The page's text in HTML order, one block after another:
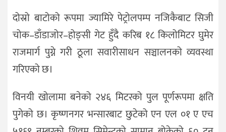
दोस्रो बाटोको रूपमा ज्यामिरे पेट्रोलपम्प नजिकैबाट सिजी
चोक–डाँडाजोर–होङ्सी गेट हुँदै करिब १८ किलोमिटर घुमेर
राजमार्ग पुग्ने गरी ठूला सवारीसाधन सञ्चालनको व्यवस्था
गरिएको छ।
विनयी खोलामा बनेको २४६ मिटरको पुल पूर्णरूपमा क्षति
पुगेको छ। कृष्णनगर भन्सारबाट छुटेको एन एल ०१ ए एच